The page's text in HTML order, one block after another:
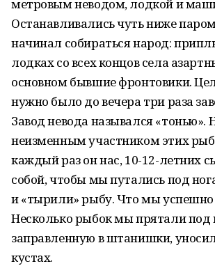
метровым неводом, лодкой и
Останавливались чуть ниже
начинал собираться народ:
лодках со всех концов села
основном бывшие фронтовики.
нужно было до вечера три раза
Завод невода назывался
неизменным участником этих
каждый раз он нас, 10-12-летних
собой, чтобы мы путались под
и «тырили» рыбу. Что мы
Несколько рыбок мы прятали под
заправленную в штанишки,
кустах.